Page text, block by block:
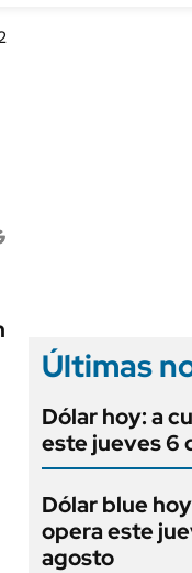
Últimas
Dólar hoy: a
este jueves 6
Dólar blue
opera este
agosto